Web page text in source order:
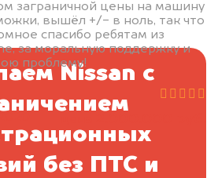
заграничной цены на машину
вышёл +/- в ноль, так что
спасибо ребятам из
за моральную поддержку и
проблему!Nissan с
без ПТС и